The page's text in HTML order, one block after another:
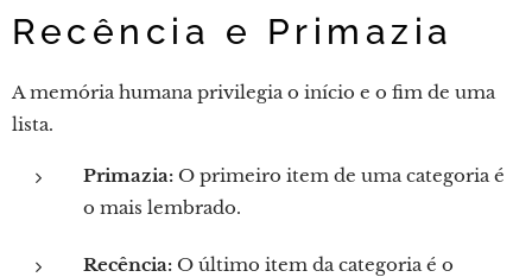
Recência e Primazia
A memória humana privilegia o início e o fim de uma
lista.
Primazia: O primeiro item de uma categoria é
o mais lembrado.
Recência: O último item da categoria é o